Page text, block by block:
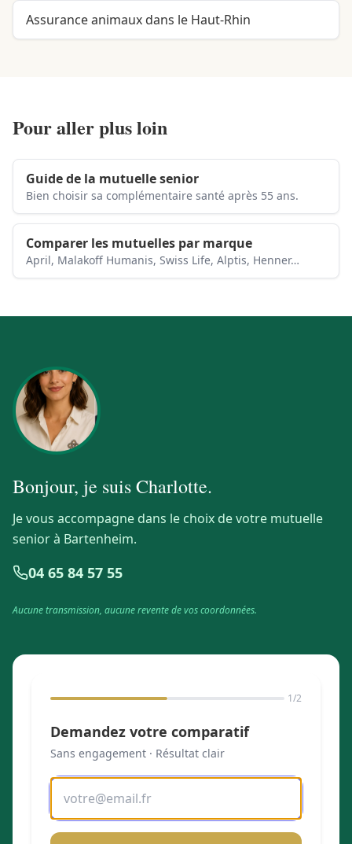
Assurance animaux dans le Haut-Rhin
Pour aller plus loin
Guide de la mutuelle senior
Bien choisir sa complémentaire santé après 55 ans.
Comparer les mutuelles par marque
April, Malakoff Humanis, Swiss Life, Alptis, Henner…
Bonjour, je suisCharlotte.
Je vous accompagne dans le choix de votre mutuelle
senior à Bartenheim.
04 65 84 57 55
Aucune transmission, aucune revente de vos coordonnées.
1/2
Demandez votre comparatif
Sans engagement · Résultat clair